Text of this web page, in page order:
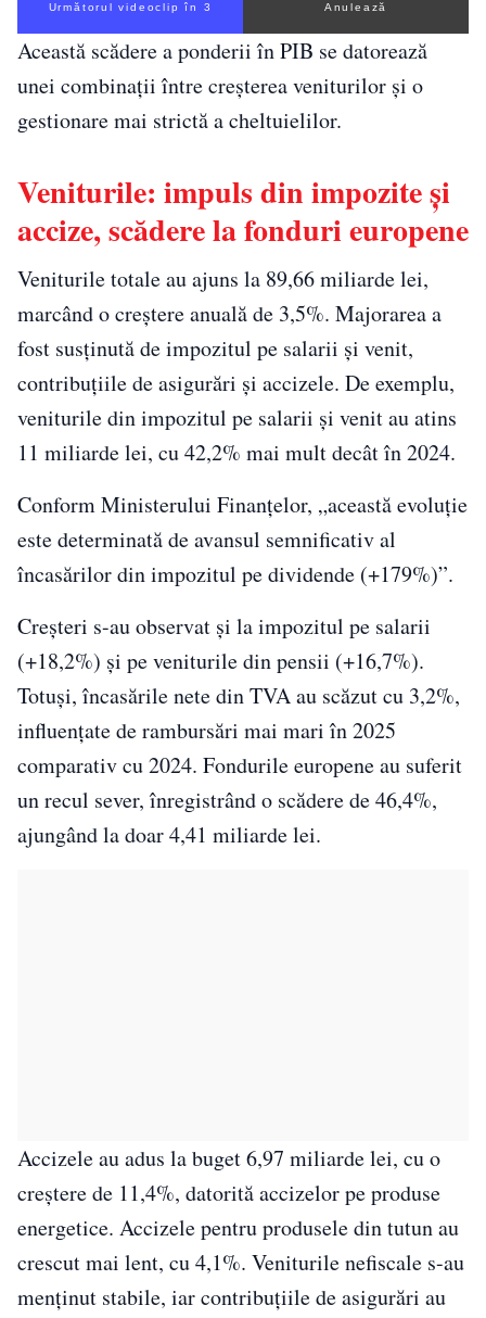
Următorul videoclip în 2 Anulează
Această scădere a ponderii în PIB se datorează
unei combinații între creșterea veniturilor și o
gestionare mai strictă a cheltuielilor.
Veniturile: impuls din impozite și
accize, scădere la fonduri europene
Veniturile totale au ajuns la 89,66 miliarde lei,
marcând o creștere anuală de 3,5%. Majorarea a
fost susținută de impozitul pe salarii și venit,
contribuțiile de asigurări și accizele. De exemplu,
veniturile din impozitul pe salarii și venit au atins
11 miliarde lei, cu 42,2% mai mult decât în 2024.
Conform Ministerului Finanțelor, „această evoluție
este determinată de avansul semnificativ al
încasărilor din impozitul pe dividende (+179%)”.
Creșteri s-au observat și la impozitul pe salarii
(+18,2%) și pe veniturile din pensii (+16,7%).
Totuși, încasările nete din TVA au scăzut cu 3,2%,
influențate de rambursări mai mari în 2025
comparativ cu 2024. Fondurile europene au suferit
un recul sever, înregistrând o scădere de 46,4%,
ajungând la doar 4,41 miliarde lei.
Accizele au adus la buget 6,97 miliarde lei, cu o
creștere de 11,4%, datorită accizelor pe produse
energetice. Accizele pentru produsele din tutun au
crescut mai lent, cu 4,1%. Veniturile nefiscale s-au
menținut stabile, iar contribuțiile de asigurări au